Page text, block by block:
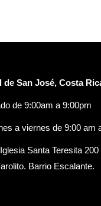
San José, Costa
de 9:00am a 9:00pm
a viernes de 9:00
Santa Teresita
Barrio Escalante.